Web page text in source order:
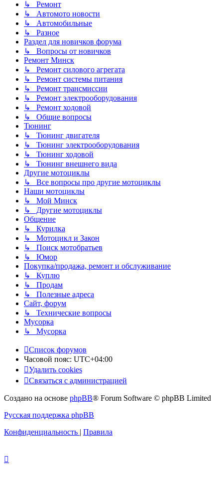
↳ Ремонт
↳ Автомото новости
↳ Автомобильные
↳ Разное
Раздел для новичков форума
↳ Вопросы от новичков
Ремонт Минск
↳ Ремонт силового агрегата
↳ Ремонт системы питания
↳ Ремонт трансмиссии
↳ Ремонт электрооборудования
↳ Ремонт ходовой
↳ Общие вопросы
Тюнинг
↳ Тюнинг двигателя
↳ Тюнинг электрооборудования
↳ Тюнинг ходовой
↳ Тюнинг внешнего вида
Другие мотоциклы
↳ Все вопросы про другие мотоциклы
Наши мотоциклы
↳ Мой Минск
↳ Другие мотоциклы
Общение
↳ Курилка
↳ Мотоцикл и Закон
↳ Поиск мотобратьев
↳ Юмор
Покупка/продажа, ремонт и обслуживание
↳ Куплю
↳ Продам
↳ Полезные адреса
Сайт, форум
↳ Технические вопросы
Мусорка
↳ Мусорка
Список форумов
Часовой пояс: UTC+04:00
Удалить cookies
Связаться с администрацией
Создано на основе phpBB® Forum Software © phpBB Limited
Русская поддержка phpBB
Конфиденциальность | Правила